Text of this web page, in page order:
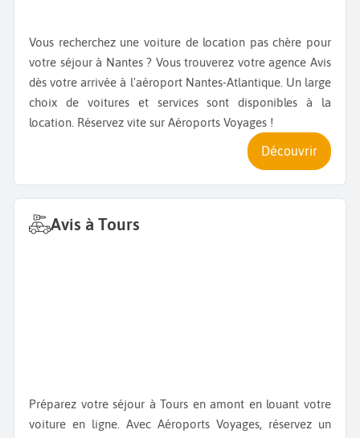
Vous recherchez une voiture de location pas chère pour
votre séjour à Nantes ? Vous trouverez votre agence Avis
dès votre arrivée à l'aéroport Nantes-Atlantique. Un large
choix de voitures et services sont disponibles à la
location. Réservez vite sur Aéroports Voyages !
Découvrir
Avis à Tours
Préparez votre séjour à Tours en amont en louant votre
voiture en ligne. Avec Aéroports Voyages, réservez un